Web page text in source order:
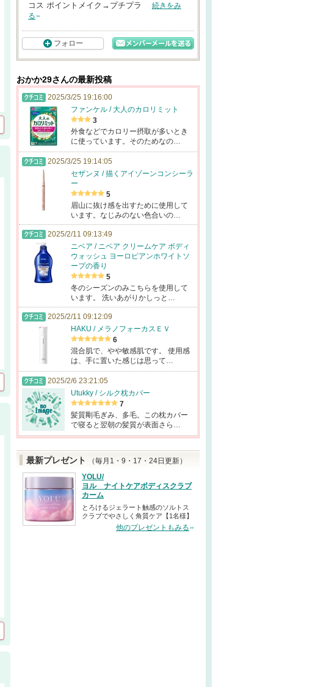
コス ポイントメイク→プチプラ 続きをみ
る
フォロー
おかか29さんの最新投稿
2025/3/25 19:16:00
ファンケル / 大人のカロリミット
3
外食などでカロリー摂取が多いとき
に使っています。そのためなの…
2025/3/25 19:14:05
セザンヌ / 描くアイゾーンコンシーラ
ー
5
眉山に抜け感を出すために使用して
います。なじみのない色合いの…
2025/2/11 09:13:49
ニベア / ニベア クリームケア ボディ
ウォッシュ ヨーロピアンホワイトソ
ープの香り
5
冬のシーズンのみこちらを使用して
います。 洗いあがりかしっと…
2025/2/11 09:12:09
HAKU / メラノフォーカスＥＶ
6
混合肌で、やや敏感肌です。 使用感
は、手に置いた感じは思って…
2025/2/6 23:21:05
Utukky / シルク枕カバー
7
髪質剛毛ぎみ、多毛。この枕カバー
で寝ると翌朝の髪質が表面さら…
最新プレゼント
（毎月1・9・17・24日更新）
YOLU/
ヨル ナイトケアボディスクラブ
カーム
とろけるジェラート触感のソルトス
クラブでやさしく角質ケア【1名様】
他のプレゼントもみる